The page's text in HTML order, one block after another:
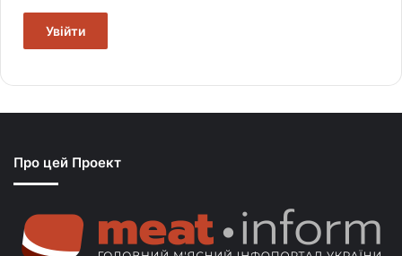
Увійти
Про цей Проект